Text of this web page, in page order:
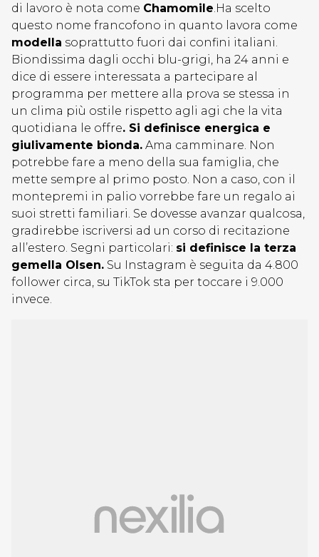
di lavoro è nota come Chamomile.Ha scelto
questo nome francofono in quanto lavora come
modella soprattutto fuori dai confini italiani.
Biondissima dagli occhi blu-grigi, ha 24 anni e
dice di essere interessata a partecipare al
programma per mettere alla prova se stessa in
un clima più ostile rispetto agli agi che la vita
quotidiana le offre. Si definisce energica e
giulivamente bionda. Ama camminare. Non
potrebbe fare a meno della sua famiglia, che
mette sempre al primo posto. Non a caso, con il
montepremi in palio vorrebbe fare un regalo ai
suoi stretti familiari. Se dovesse avanzar qualcosa,
gradirebbe iscriversi ad un corso di recitazione
all’estero. Segni particolari: si definisce la terza
gemella Olsen. Su Instagram è seguita da 4.800
follower circa, su TikTok sta per toccare i 9.000
invece.